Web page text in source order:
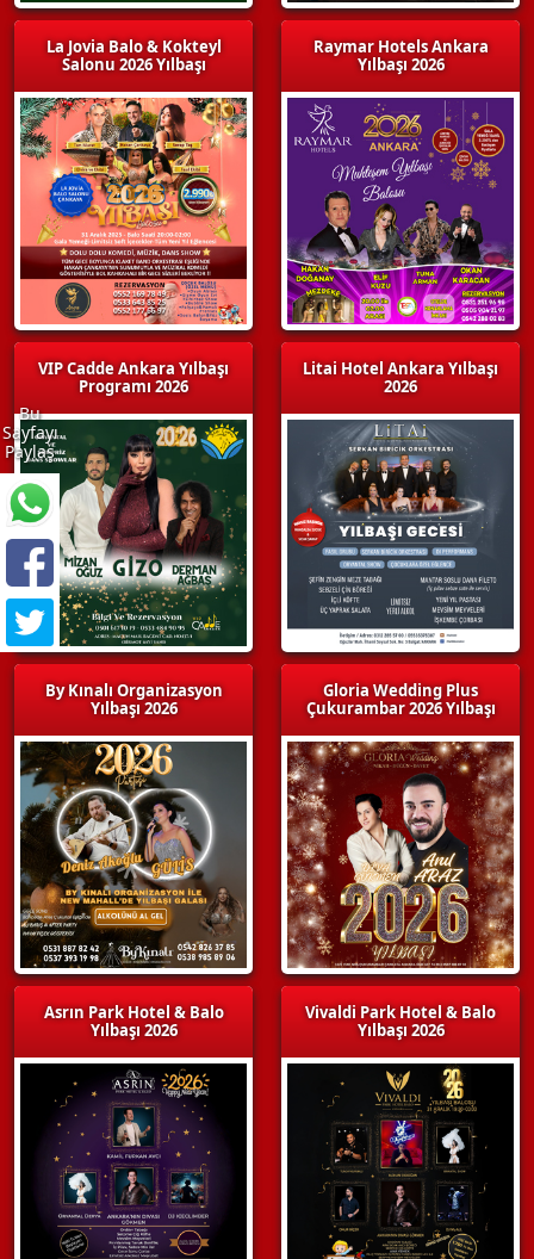
La Jovia Balo & Kokteyl
Salonu 2026 Yılbaşı
VIP Cadde Ankara Yılbaşı
Programı 2026
By Kınalı Organizasyon
Yılbaşı 2026
Asrın Park Hotel & Balo
Yılbaşı 2026
Raymar Hotels Ankara
Yılbaşı 2026
Litai Hotel Ankara Yılbaşı
2026
Gloria Wedding Plus
Çukurambar 2026 Yılbaşı
Vivaldi Park Hotel & Balo
Yılbaşı 2026
Bu
Sayfayı
Paylaş